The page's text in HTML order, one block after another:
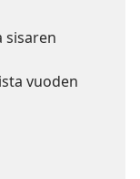
sisaren
vuoden